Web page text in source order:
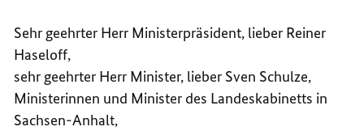
Sehr geehrter Herr Ministerpräsident, lieber Reiner
Haseloff,
sehr geehrter Herr Minister, lieber Sven Schulze,
Ministerinnen und Minister des Landeskabinetts in
Sachsen-Anhalt,